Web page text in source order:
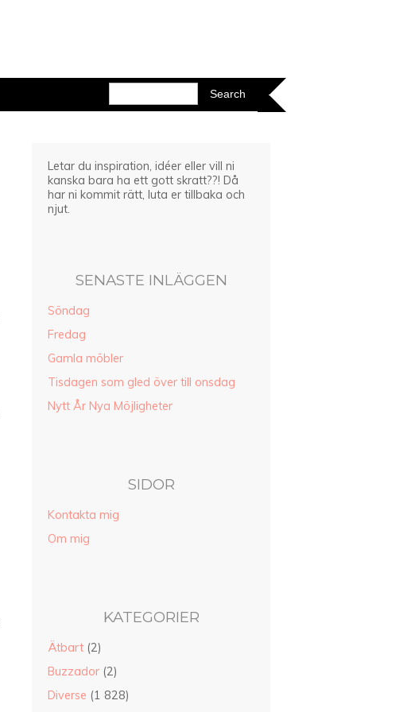
Letar du inspiration, idéer eller vill ni
kanska bara ha ett gott skratt??! Då
har ni kommit rätt, luta er tillbaka och
njut.
SENASTE INLÄGGEN
Söndag
Fredag
Gamla möbler
Tisdagen som gled över till onsdag
Nytt År Nya Möjligheter
SIDOR
Kontakta mig
Om mig
KATEGORIER
Ätbart (2)
Buzzador (2)
Diverse (1 828)